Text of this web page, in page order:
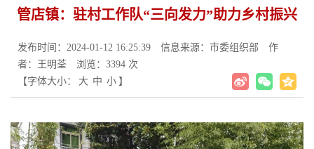
管店镇：驻村工作队“三向发力”助力乡村振兴
发布时间：2024-01-12 16:25:39 信息来源：市委组织部
作
者：王明荃
浏览：3394 次
【字体大小：
大 中 小 】